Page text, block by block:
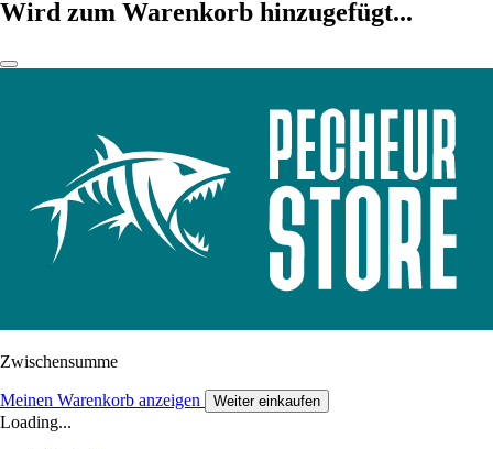
Wird zum Warenkorb hinzugefügt...
Zwischensumme
Meinen Warenkorb anzeigen Weiter einkaufen
Loading...